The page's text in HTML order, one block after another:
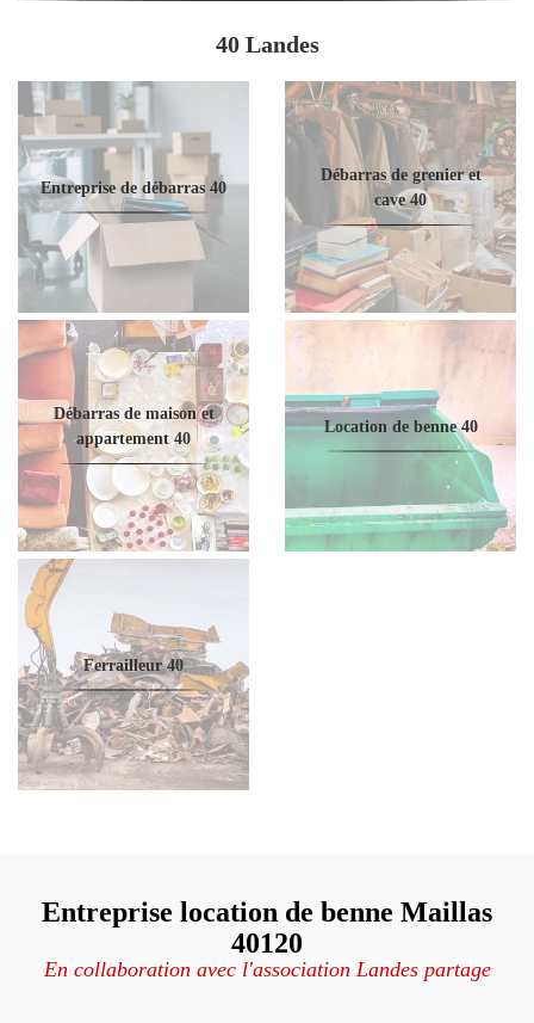
40 Landes
Entreprise de débarras 40
Débarras de grenier et
cave 40
Débarras de maison et
appartement 40
Location de benne 40
Ferrailleur 40
Entreprise location de benne Maillas
40120
En collaboration avec l'association Landes partage